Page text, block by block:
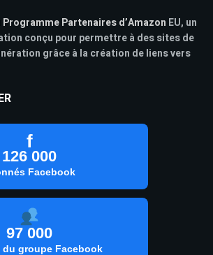
Programme Partenaires d’Amazon EU, un
conçu pour permettre à des sites de
grâce à la création de liens vers
f
126 000
Facebook
97 000
du groupe Facebook